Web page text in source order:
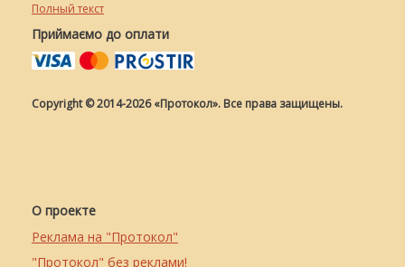
Полный текст
Приймаємо до оплати
Copyright © 2014-2026 «Протокол». Все права защищены.
О проекте
Реклама на "Протокол"
"Протокол" без реклами!